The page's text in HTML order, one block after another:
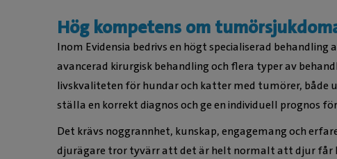
Hög kompetens om
Inom Evidensia bedrivs en högt specialiserad
avancerad kirurgisk behandling och flera typer av
livskvaliteten för hundar och katter med tumörer, både
ställa en korrekt diagnos och ge en individuell prognos
Det krävs noggrannhet, kunskap, engagemang och
djurägare tror tyvärr att det är helt normalt att djur får